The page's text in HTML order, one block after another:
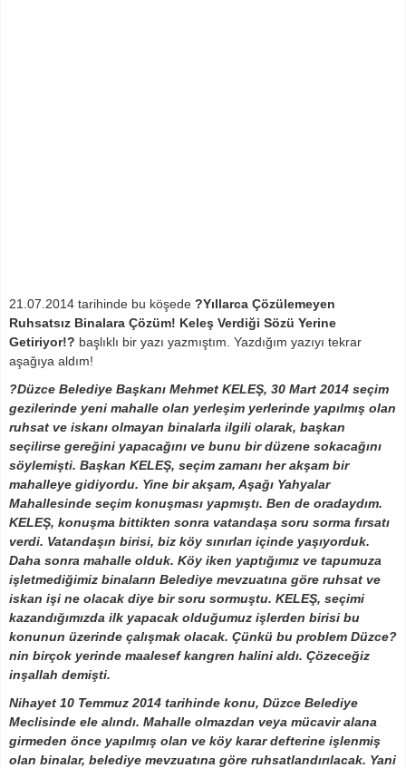
21.07.2014 tarihinde bu köşede ?Yıllarca Çözülemeyen
Ruhsatsız Binalara Çözüm! Keleş Verdiği Sözü Yerine
Getiriyor!? başlıklı bir yazı yazmıştım. Yazdığım yazıyı tekrar
aşağıya aldım!
?Düzce Belediye Başkanı Mehmet KELEŞ, 30 Mart 2014 seçim
gezilerinde yeni mahalle olan yerleşim yerlerinde yapılmış olan
ruhsat ve iskanı olmayan binalarla ilgili olarak, başkan
seçilirse gereğini yapacağını ve bunu bir düzene sokacağını
söylemişti. Başkan KELEŞ, seçim zamanı her akşam bir
mahalleye gidiyordu. Yine bir akşam, Aşağı Yahyalar
Mahallesinde seçim konuşması yapmıştı. Ben de oradaydım.
KELEŞ, konuşma bittikten sonra vatandaşa soru sorma fırsatı
verdi. Vatandaşın birisi, biz köy sınırları içinde yaşıyorduk.
Daha sonra mahalle olduk. Köy iken yaptığımız ve tapumuza
işletmediğimiz binaların Belediye mevzuatına göre ruhsat ve
iskan işi ne olacak diye bir soru sormuştu. KELEŞ, seçimi
kazandığımızda ilk yapacak olduğumuz işlerden birisi bu
konunun üzerinde çalışmak olacak. Çünkü bu problem Düzce?
nin birçok yerinde maalesef kangren halini aldı. Çözeceğiz
inşallah demişti.
Nihayet 10 Temmuz 2014 tarihinde konu, Düzce Belediye
Meclisinde ele alındı. Mahalle olmazdan veya mücavir alana
girmeden önce yapılmış olan ve köy karar defterine işlenmiş
olan binalar, belediye mevzuatına göre ruhsatlandırılacak. Yani